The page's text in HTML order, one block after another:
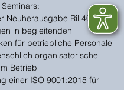
Neuherausgabe Ril 408
in begleitenden
für betriebliche Personale
organisatorische
Betrieb
einer ISO 9001:2015 für